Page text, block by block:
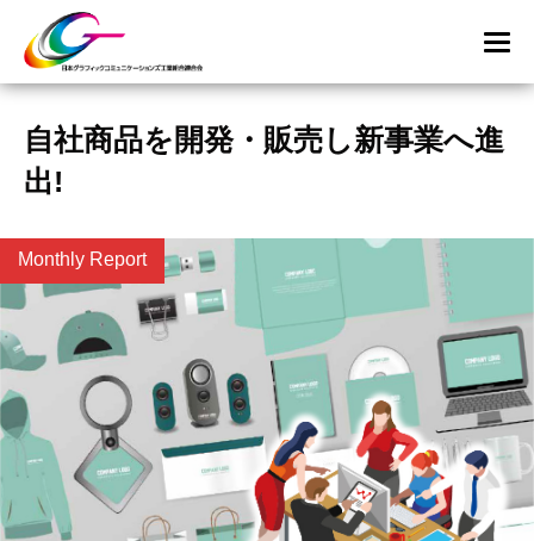
自社商品を開発・販売し新事業へ進
出!
Monthly Report